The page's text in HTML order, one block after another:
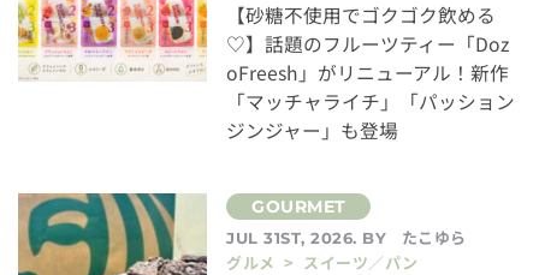
【砂糖不使用でゴクゴク飲める
♡】話題のフルーツティー「Doz
oFreesh」がリニューアル！新作
「マッチャライチ」「パッション
ジンジャー」も登場
JUL 31ST, 2026. BY
たこゆら
グルメ > スイーツ／パン